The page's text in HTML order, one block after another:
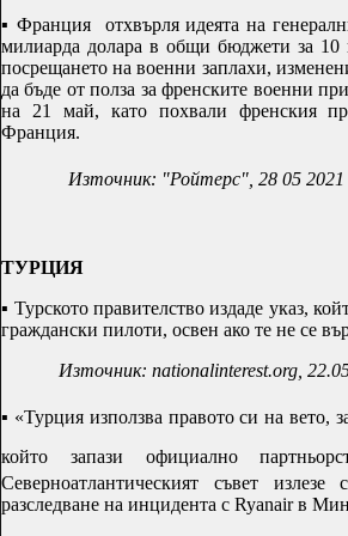
▪ Франция отхвърляидеята на
милиарда долара в общи бюджети за 10
посрещането на военни заплахи,
да бъде от полза за френските военни
на 21 май, като похвали френския
Франция.
Източник: "Ройтерс", 28 05 2021
ТУРЦИЯ
▪ Турското правителство издаде указ,
граждански пилоти, освен ако те не се
Източник: nationalinterest.org,
▪ «Турция използва правото си на вето,
който запази официално
Северноатлантическият съвет
разследване на инцидента с Ryanairв